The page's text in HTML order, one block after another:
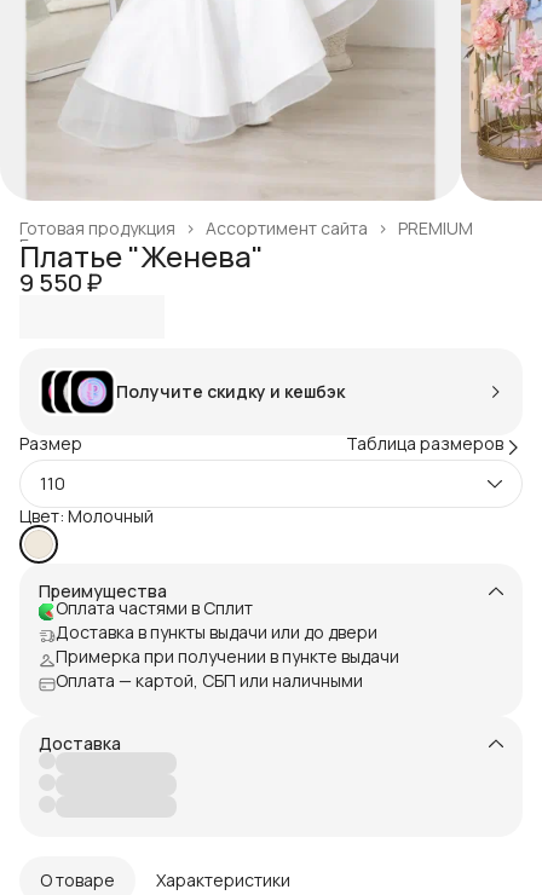
PREMIUM
Ассортимент сайта ›
Готовая продукция ›
Главная ›
Платье "Женева"
9 550 ₽
Получите скидку и кешбэк
Размер
Таблица размеров
110
Цвет: Молочный
Преимущества
Оплата частями в Сплит
Доставка в пункты выдачи или до двери
Примерка при получении в пункте выдачи
Оплата — картой, СБП или наличными
Доставка
О товаре Характеристики